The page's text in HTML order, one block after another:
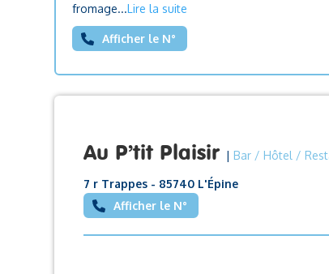
fromage...Lire la suite
Afficher le N°
Au P’tit Plaisir |Bar / Hôtel /
7 r Trappes - 85740 L'Épine
Afficher le N°